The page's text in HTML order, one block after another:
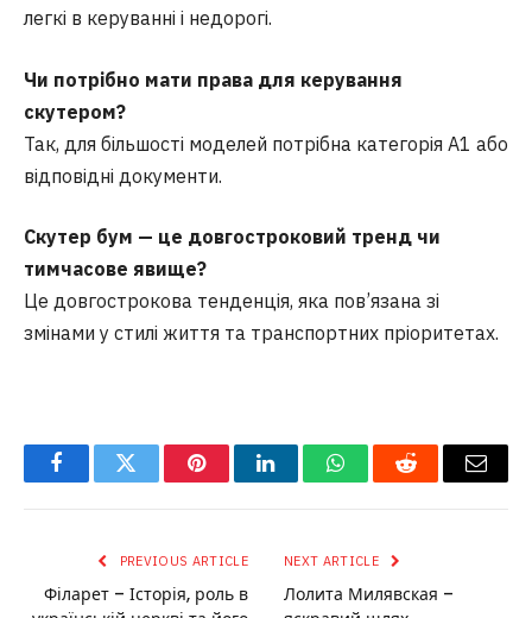
легкі в керуванні і недорогі.
Чи потрібно мати права для керування
скутером?
Так, для більшості моделей потрібна категорія А1 або
відповідні документи.
Скутер бум — це довгостроковий тренд чи
тимчасове явище?
Це довгострокова тенденція, яка пов’язана зі
змінами у стилі життя та транспортних пріоритетах.
FacebookTwitter PinterestLinkedInWhatsAppReddit Email
PREVIOUS ARTICLE
Філарет – Історія, роль в
NEXT ARTICLE
Лолита Милявская –